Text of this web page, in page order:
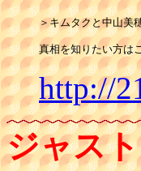
＞キムタクと中山美
真相を知りたい方は
http://
ジャスト